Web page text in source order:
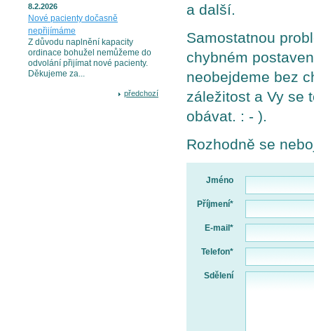
a další.
Samostatnou
chybném
neobejdeme bez
záležitost a Vy se
obávat. : - ).
Rozhodně se
Jméno
Příjmení*
E-mail*
Telefon*
Sdělení
8.2.2026
Nové pacienty dočasně
nepřijímáme
Z důvodu naplnění kapacity
ordinace bohužel nemůžeme do
odvolání přijímat nové pacienty.
Děkujeme za...
předchozí